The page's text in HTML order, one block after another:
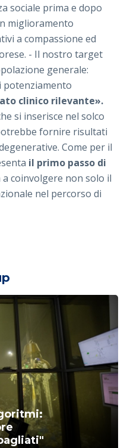
sociale prima e dopo
miglioramento
a compassione ed
- Il nostro target
generale:
potenziamento
clinico rilevante».
si inserisce nel solco
fornire risultati
Come per il
il primo passo di
a coinvolgere non solo il
nel percorso di